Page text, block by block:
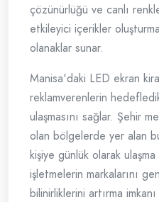
çözünürlüğü ve canlı
etkileyici içerikler
olanaklar sunar.
Manisa'daki LED ekran
reklamverenlerin
ulaşmasını sağlar. Şehir
olan bölgelerde yer alan
kişiye günlük olarak
işletmelerin markalarını
bilinirliklerini artırma